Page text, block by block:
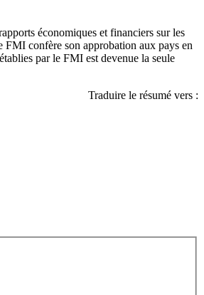
économiques et financiers sur les
confère son approbation aux pays en
par le FMI est devenue la seule
Traduire le résumé vers :